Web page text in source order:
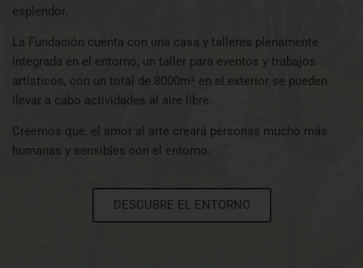
esplendor.
La Fundación cuenta con una casa y talleres plenamente
integrada en el entorno, un taller para eventos y trabajos
artísticos, con un total de 8000m² en el exterior se pueden
llevar a cabo actividades al aire libre.
Creemos que, el amor al arte creará personas mucho más
humanas y sensibles con el entorno.
DESCUBRE EL ENTORNO